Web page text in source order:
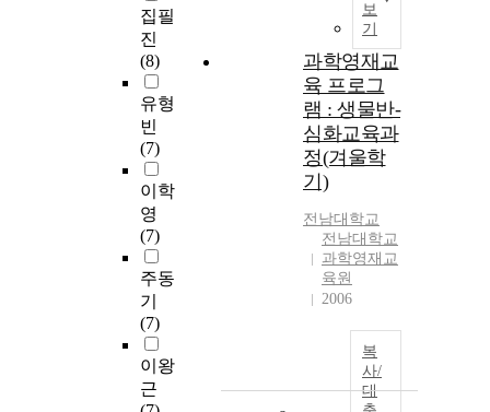
집필
진
(8)
유형
빈
(7)
이학
영
(7)
주동
기
(7)
이왕
근
보
기
과학영재교
육 프로그
램 : 생물반-
심화교육과
정(겨울학
기)
전남대학교
전남대학교
과학영재교
육원
2006
복
사/
대